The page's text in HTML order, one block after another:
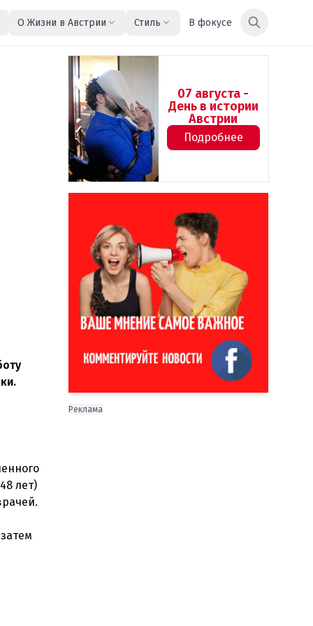
О Жизни в Австрии Стиль В фокусе
лет)
07 августа -
День в истории
Австрии
Подробнее
Реклама